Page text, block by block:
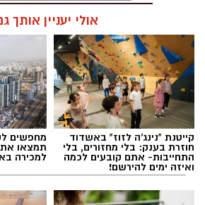
תגים:בשורה לתושבי יבנה
במקרים מסוימים, השינויים האלה
לכך שעובד שילם יותר מס
ייתכן שמגיע לו החזר מס.
גם תושבי יבנה, כמו שכירים
אולי יעניין אותך
קייטנת "נינג'ה לזוז" באשדוד
חוזרת בענק: בלי מחזורים, בלי
התחייבות- אתם קובעים לכמה
ואיזה ימים להירשם!
מחפשים
תמצאו
למכירה